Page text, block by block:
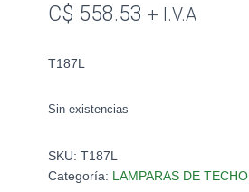
C$ 558.53 + I.V.A
T187L
Sin existencias
SKU: T187L
Categoría: LAMPARAS DE TECHO